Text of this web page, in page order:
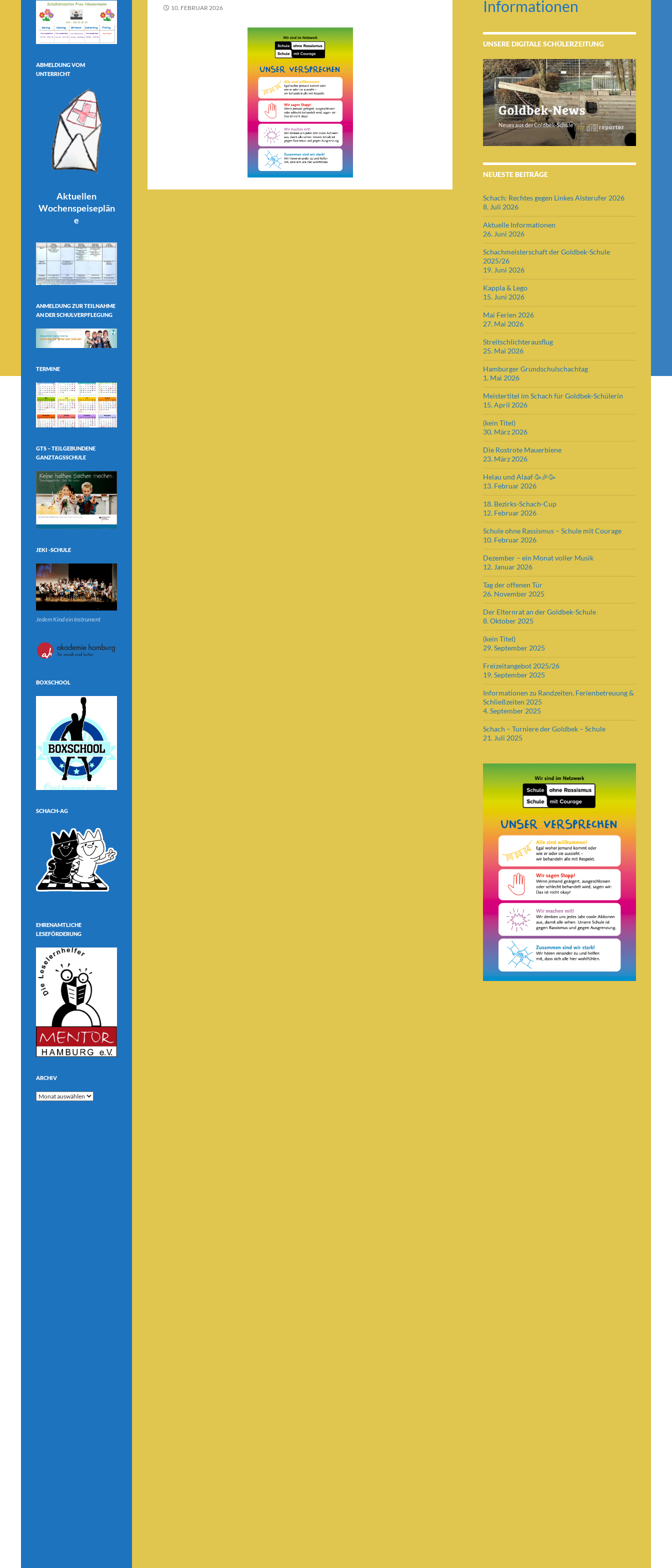
10. FEBRUAR 2026
Informationen
UNSERE DIGITALE SCHÜLERZEITUNG
NEUESTE BEITRÄGE
Schach: Rechtes gegen Linkes Alsterufer 2026
8. Juli 2026
Aktuelle Informationen
26. Juni 2026
Schachmeisterschaft der Goldbek-Schule
2025/26
19. Juni 2026
Kappla & Lego
15. Juni 2026
Mai Ferien 2026
27. Mai 2026
Streitschlichterausflug
25. Mai 2026
Hamburger Grundschulschachtag
1. Mai 2026
Meistertitel im Schach für Goldbek-Schülerin
15. April 2026
(kein Titel)
30. März 2026
Die Rostrote Mauerbiene
23. März 2026
Helau und Alaaf 🥳🎉🥳
13. Februar 2026
18. Bezirks-Schach-Cup
12. Februar 2026
Schule ohne Rassismus – Schule mit Courage
10. Februar 2026
Dezember – ein Monat voller Musik
12. Januar 2026
Tag der offenen Tür
26. November 2025
Der Elternrat an der Goldbek-Schule
8. Oktober 2025
(kein Titel)
29. September 2025
Freizeitangebot 2025/26
19. September 2025
Informationen zu Randzeiten, Ferienbetreuung &
Schließzeiten 2025
4. September 2025
Schach – Turniere der Goldbek – Schule
21. Juli 2025
ABMELDUNG VOM
UNTERRICHT
Aktuellen
Wochenspeiseplän
e
ANMELDUNG ZUR TEILNAHME
AN DER SCHULVERPFLEGUNG
TERMINE
GTS – TEILGEBUNDENE
GANZTAGSSCHULE
JEKI -SCHULE
Jedem Kind ein Instrument
BOXSCHOOL
SCHACH-AG
EHRENAMTLICHE
LESEFÖRDERUNG
ARCHIV
Archiv